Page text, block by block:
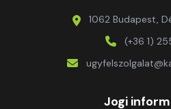
1062 Budapest,
(+36 1)
Jogi